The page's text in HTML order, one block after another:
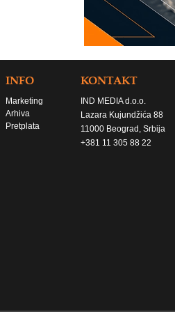
INFO
Marketing
Arhiva
Pretplata
KONTAKT
IND MEDIA d.o.o.
Lazara Kujundžića 88
11000 Beograd, Srbija
+381 11 305 88 22